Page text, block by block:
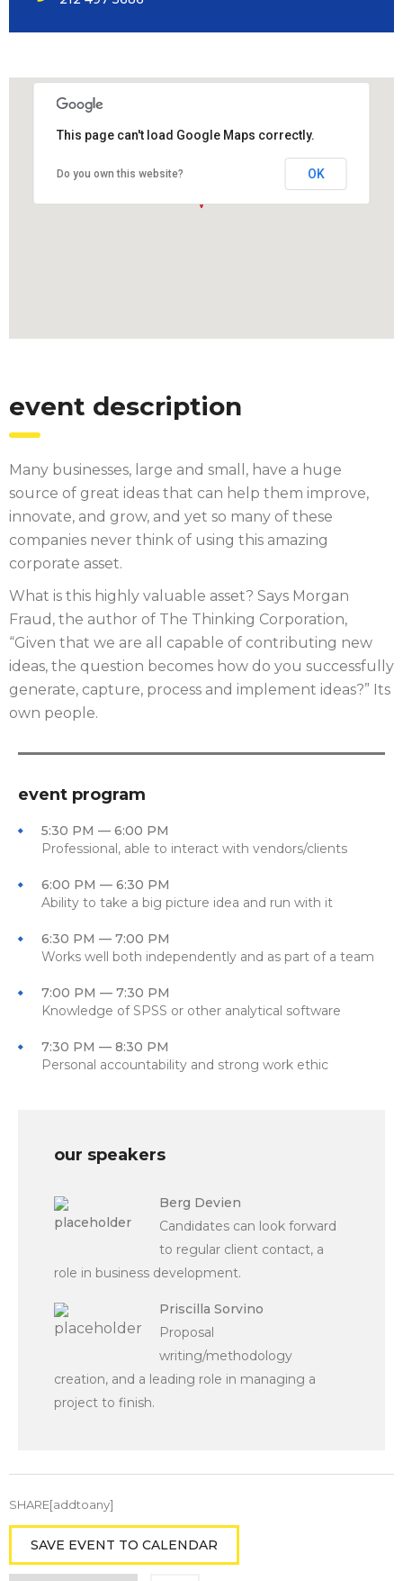
This page can't load Google Maps correctly.
Do you own this website? OK
event description
Many businesses, large and small, have a huge
source of great ideas that can help them improve,
innovate, and grow, and yet so many of these
companies never think of using this amazing
corporate asset.
What is this highly valuable asset? Says Morgan
Fraud, the author of The Thinking Corporation,
“Given that we are all capable of contributing new
ideas, the question becomes how do you successfully
generate, capture, process and implement ideas?” Its
own people.
event program
5:30 PM — 6:00 PM
Professional, able to interact with vendors/clients
6:00 PM — 6:30 PM
Ability to take a big picture idea and run with it
6:30 PM — 7:00 PM
Works well both independently and as part of a team
7:00 PM — 7:30 PM
Knowledge of SPSS or other analytical software
7:30 PM — 8:30 PM
Personal accountability and strong work ethic
our speakers
Berg Devien
Candidates can look forward
to regular client contact, a
role in business development.
Priscilla Sorvino
Proposal
writing/methodology
creation, and a leading role in managing a
project to finish.
SHARE[addtoany]
SAVE EVENT TO CALENDAR